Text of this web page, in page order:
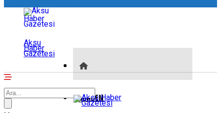
Aksu
Haber
Gazetesi
GÜNDEM